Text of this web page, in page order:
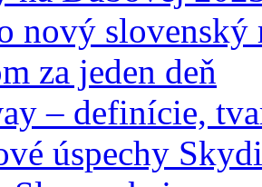
nový
za jeden deň
– definície,
úspechy